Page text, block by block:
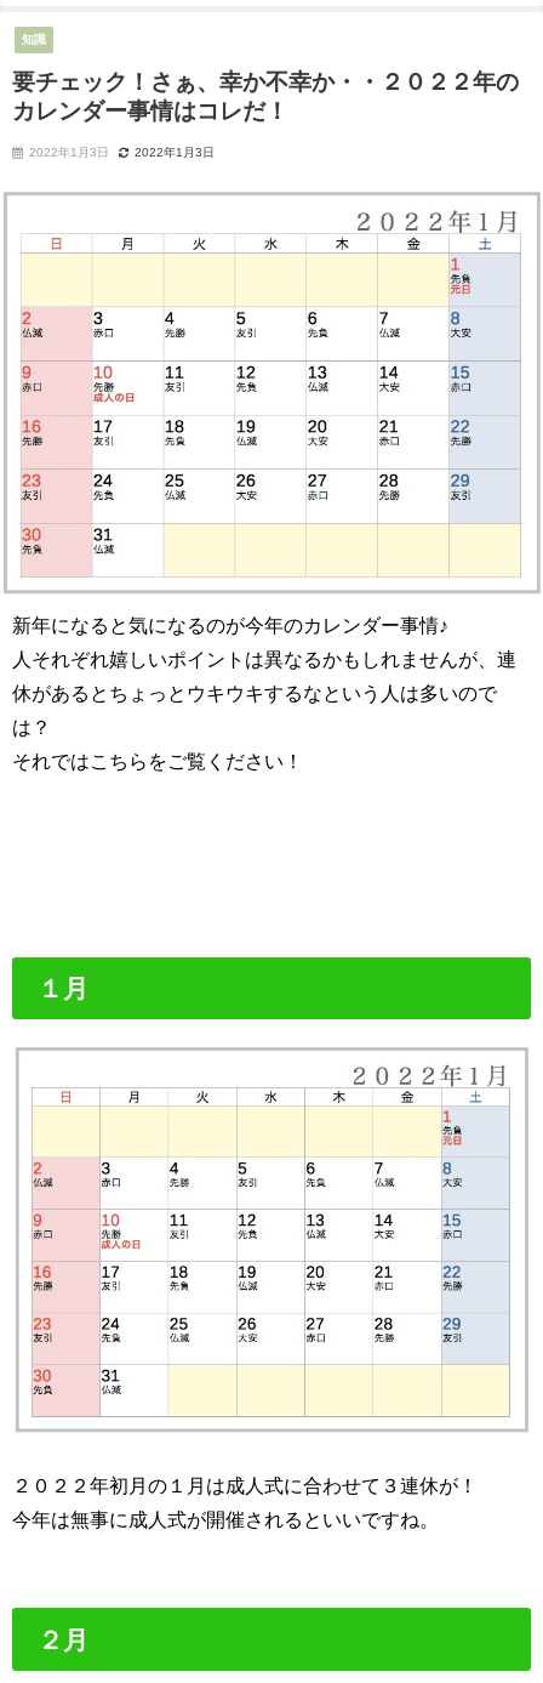
2021年5月10日
知識
要チェック！さぁ、幸か不幸か・・２０２２年の
カレンダー事情はコレだ！
2022年1月3日 2022年1月3日
新年になると気になるのが今年のカレンダー事情♪
人それぞれ嬉しいポイントは異なるかもしれませんが、連
休があるとちょっとウキウキするなという人は多いので
は？
それではこちらをご覧ください！
１月
２０２２年初月の１月は成人式に合わせて３連休が！
今年は無事に成人式が開催されるといいですね。
２月